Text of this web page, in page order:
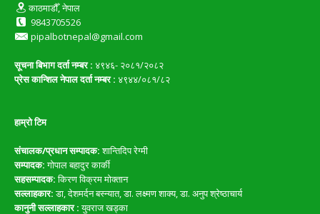
काठमाडौँ, नेपाल
9843705526
pipalbotnepal@gmail.com
सूचना बिभाग दर्ता नम्बर : ४९४६- २०८१/२०८२
प्रेस कान्शिल नेपाल दर्ता नम्बर : ४९४४/०८१/८२
हाम्रो टिम
संचालक/प्रधान सम्पादक:शान्तिदिप रेग्मी
सम्पादक:गोपाल बहादुर कार्की
सहसम्पादक:किरण विक्रम मोक्तान
सल्लाहकार:डा, देशमर्दन बस्न्यात, डा. लक्ष्मण शाक्य, डा. अनुप श्रेष्ठाचार्य
कानुनी सल्लाहकार :युवराज खड्का